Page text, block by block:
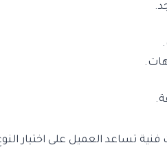
تساعد العميل على اختيار